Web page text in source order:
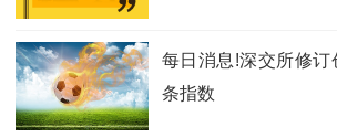
每日消息!深交所修
条指数